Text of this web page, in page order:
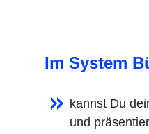
Im System
kannst Du
und